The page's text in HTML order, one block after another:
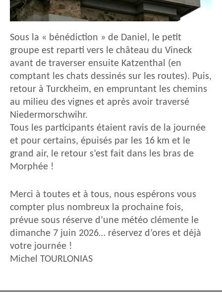
Sous la « bénédiction » de Daniel, le petit
groupe est reparti vers le château du Vineck
avant de traverser ensuite Katzenthal (en
comptant les chats dessinés sur les routes). Puis,
retour à Turckheim, en empruntant les chemins
au milieu des vignes et après avoir traversé
Niedermorschwihr.
Tous les participants étaient ravis de la journée
et pour certains, épuisés par les 16 km et le
grand air, le retour s’est fait dans les bras de
Morphée !
Merci à toutes et à tous, nous espérons vous
compter plus nombreux la prochaine fois,
prévue sous réserve d’une météo clémente le
dimanche 7 juin 2026… réservez d’ores et déjà
votre journée !
Michel TOURLONIAS